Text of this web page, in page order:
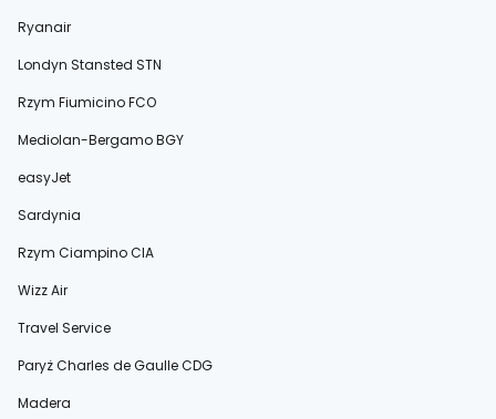
Ryanair
Londyn Stansted STN
Rzym Fiumicino FCO
Mediolan-Bergamo BGY
easyJet
Sardynia
Rzym Ciampino CIA
Wizz Air
Travel Service
Paryż Charles de Gaulle CDG
Madera